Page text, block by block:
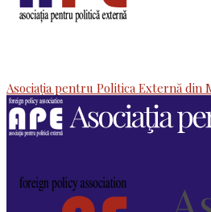
Asociaţia pentru Politica Externă din